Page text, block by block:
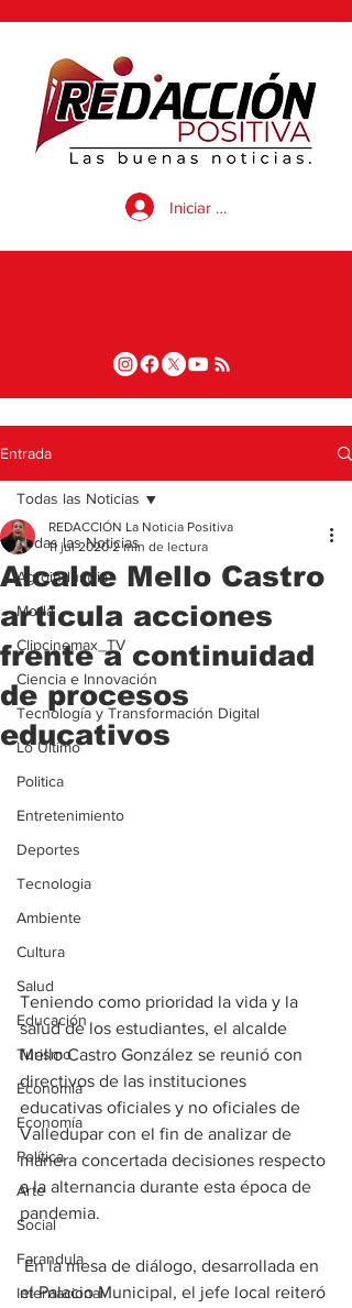
Iniciar sesión
Entrada
Todas las Noticias
Agroindustria
Moda
Clipcinemax_TV
Ciencia e Innovación
Tecnología y Transformación Digital
Lo Ultimo
Politica
Entretenimiento
Deportes
Tecnologia
Ambiente
Cultura
Salud
Educación
Turismo
Economía
Economía
Política
Arte
Social
Farandula
Internacional
Todas las Noticias
Alcalde Mello Castro
articula acciones
frente a continuidad
de procesos
educativos
REDACCIÓN La Noticia Positiva
11 jul 2020 2 min de lectura
Teniendo como prioridad la vida y la
salud de los estudiantes, el alcalde
Mello Castro González se reunió con
directivos de las instituciones
educativas oficiales y no oficiales de
Valledupar con el fin de analizar de
manera concertada decisiones respecto
a la alternancia durante esta época de
pandemia.
En la mesa de diálogo, desarrollada en
el Palacio Municipal, el jefe local reiteró